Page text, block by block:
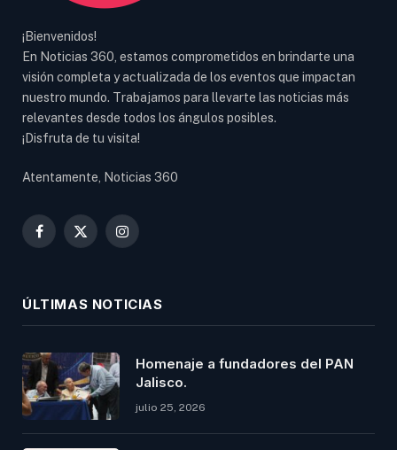
¡Bienvenidos!
En Noticias 360, estamos comprometidos en brindarte una
visión completa y actualizada de los eventos que impactan
nuestro mundo. Trabajamos para llevarte las noticias más
relevantes desde todos los ángulos posibles.
¡Disfruta de tu visita!
Atentamente, Noticias 360
Facebook
X
Instagram
ÚLTIMAS NOTICIAS
Homenaje a fundadores del PAN
Jalisco.
julio 25, 2026